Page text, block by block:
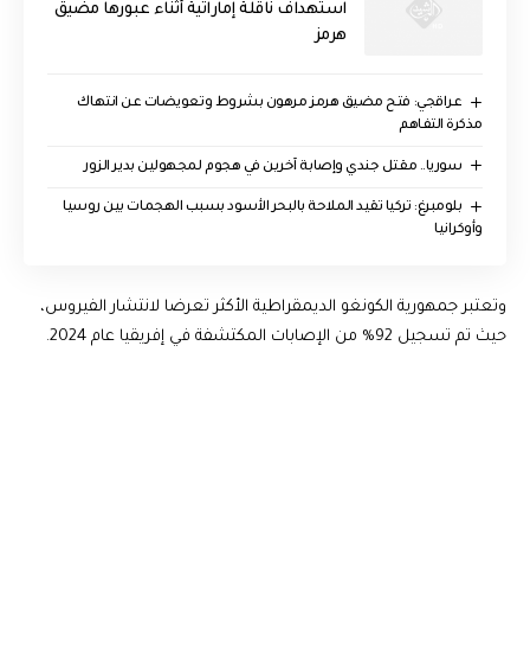
استهداف ناقلة إماراتية أثناء عبورها مضيق
هرمز
عراقجي: فتح مضيق هرمز مرهون بشروط وتعويضات عن انتهاك
مذكرة التفاهم
سوريا.. مقتل جندي وإصابة آخرين في هجوم لمجهولين بدير الزور
بلومبرغ: تركيا تقيد الملاحة بالبحر الأسود بسبب الهجمات بين روسيا
وأوكرانيا
وتعتبر جمهورية الكونغو الديمقراطية الأكثر تعرضا لانتشار الفيروس،
حيث تم تسجيل 92% من الإصابات المكتشفة في إفريقيا عام 2024.